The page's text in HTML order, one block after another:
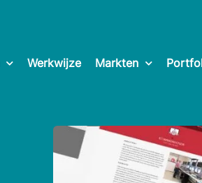
Werkwijze Markten